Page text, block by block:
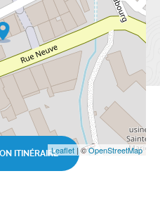
Leaflet | ©OpenStreetMap
ITINÉRAIRE